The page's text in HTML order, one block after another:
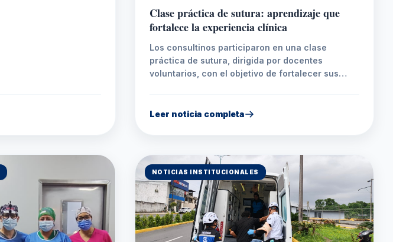
Clase práctica de sutura: aprendizaje que
fortalece la experiencia clínica
Los consultinos participaron en una clase
práctica de sutura, dirigida por docentes
voluntarios, con el objetivo de fortalecer sus
de instrumental quirúrgico, técnicas de sutura,
adquiridos en el aula y consolidar destrezas
esenciales para su futura práctica profesional
en el área de la salud.
Leer noticia completa
NOTICIAS INSTITUCIONALES